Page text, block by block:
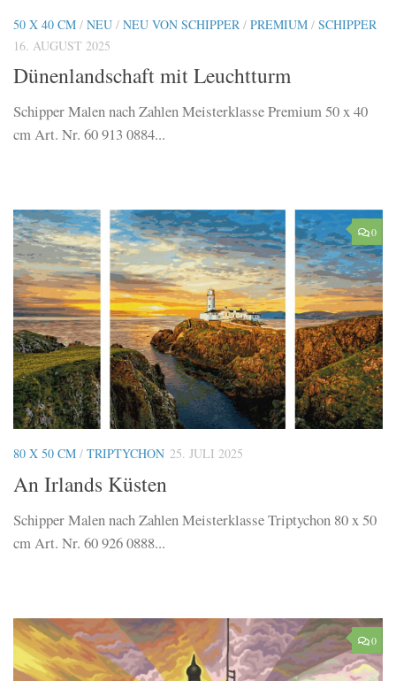
50 X 40 CM / NEU / NEU VON SCHIPPER / PREMIUM / SCHIPPER
16. AUGUST 2025
Dünenlandschaft mit Leuchtturm
Schipper Malen nach Zahlen Meisterklasse Premium 50 x 40
cm Art. Nr. 60 913 0884...
0
80 X 50 CM / TRIPTYCHON 25. JULI 2025
An Irlands Küsten
Schipper Malen nach Zahlen Meisterklasse Triptychon 80 x 50
cm Art. Nr. 60 926 0888...
0